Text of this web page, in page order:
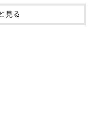
”してくるのだとか。
見る